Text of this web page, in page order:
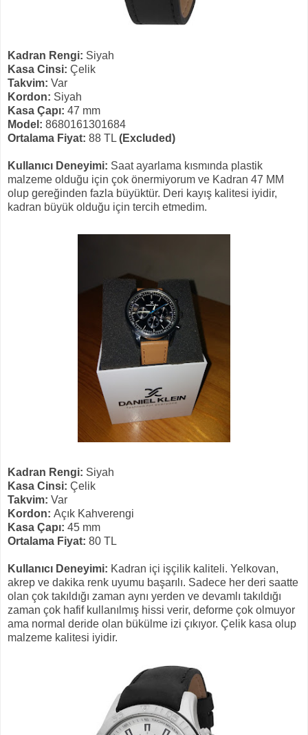
Kadran Rengi: Siyah
Kasa Cinsi: Çelik
Takvim: Var
Kordon: Siyah
Kasa Çapı: 47 mm
Model: 8680161301684
Ortalama Fiyat: 88 TL (Excluded)
Kullanıcı Deneyimi: Saat ayarlama kısmında plastik
malzeme olduğu için çok önermiyorum ve Kadran 47 MM
olup gereğinden fazla büyüktür. Deri kayış kalitesi iyidir,
kadran büyük olduğu için tercih etmedim.
Kadran Rengi: Siyah
Kasa Cinsi: Çelik
Takvim: Var
Kordon: Açık Kahverengi
Kasa Çapı: 45 mm
Ortalama Fiyat: 80 TL
Kullanıcı Deneyimi: Kadran içi işçilik kaliteli. Yelkovan,
akrep ve dakika renk uyumu başarılı. Sadece her deri saatte
olan çok takıldığı zaman aynı yerden ve devamlı takıldığı
zaman çok hafif kullanılmış hissi verir, deforme çok olmuyor
ama normal deride olan bükülme izi çıkıyor. Çelik kasa olup
malzeme kalitesi iyidir.